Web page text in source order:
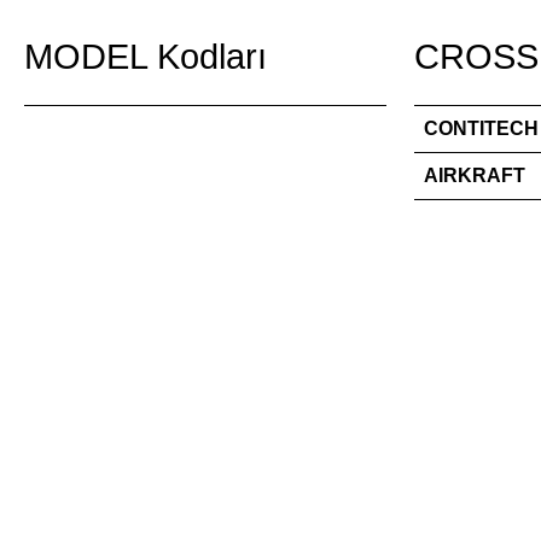
MODEL Kodları
CONTITECH
AIRKRAFT